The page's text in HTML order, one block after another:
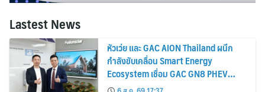
Lastest News
หัวเว่ย และ GAC AION Thailand ผนึก
กำลังขับเคลื่อน Smart Energy
Ecosystem เชื่อม GAC GN8 PHEV
รถยนต์ MPV ระดับพรีเมียม เข้ากับ